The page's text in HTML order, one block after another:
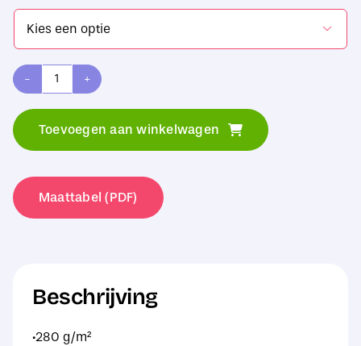

Fruit
Classic
Hooded
aantal
Toevoegen aan winkelwagen
Maattabel (PDF)
Beschrijving
·280 g/m²